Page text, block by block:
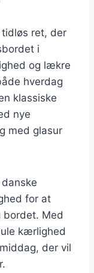
ret, der
i
og lækre
hverdag
klassiske
nye
med glasur
for at
bordet. Med
kærlighed
der vil